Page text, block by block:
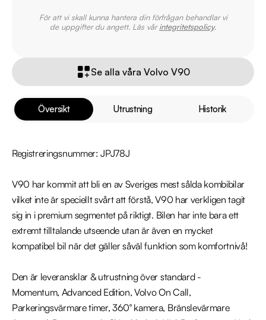
Översikt Utrustning Historik
Registreringsnummer: JPJ78J
V90 har kommit att bli en av Sveriges mest sålda kombibilar
vilket inte är speciellt svårt att förstå, V90 har verkligen tagit
sig in i premium segmentet på riktigt. Bilen har inte bara ett
extremt tilltalande utseende utan är även en mycket
kompatibel bil när det gäller såväl funktion som komfortnivå!
Den är leveransklar & utrustning över standard -
Momentum, Advanced Edition, Volvo On Call,
Parkeringsvärmare timer, 360° kamera, Bränslevärmare
För att vi skall kunna hantera din förfrågan behandlar vi
de uppgifter du angett. Läs vårintegritetspolicy.
Se alla våra Volvo V90